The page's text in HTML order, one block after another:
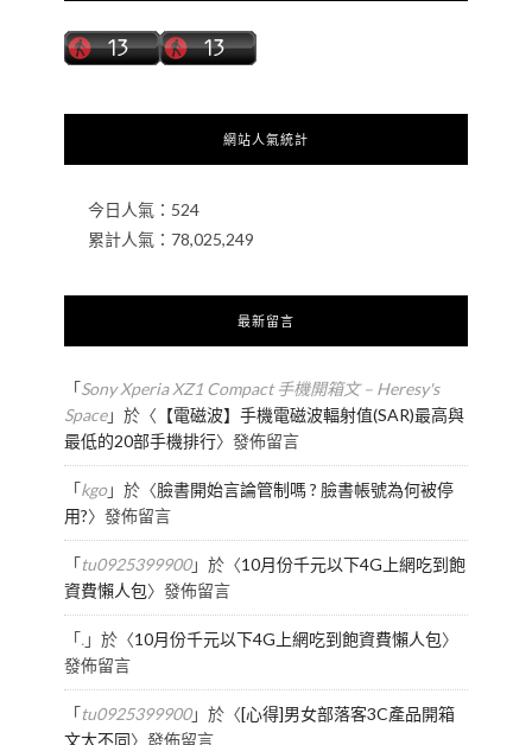
網站人氣統計
今日人氣： 524
累計人氣： 78,025,249
最新留言
「Sony Xperia XZ1 Compact 手機開箱文 – Heresy's
Space」於〈 【電磁波】手機電磁波輻射值(SAR)最高與
最低的20部手機排行〉發佈留言
「kgo」於〈臉書開始言論管制嗎 ? 臉書帳號為何被停
用?〉發佈留言
「tu0925399900」於〈10月份千元以下4G上網吃到飽
資費懶人包〉發佈留言
「.」於〈10月份千元以下4G上網吃到飽資費懶人包〉
發佈留言
「tu0925399900」於〈[心得]男女部落客3C產品開箱
文大不同〉發佈留言